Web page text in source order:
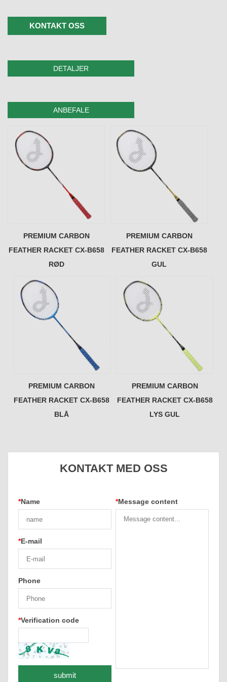
KONTAKT OSS
DETALJER
ANBEFALE
PREMIUM CARBON
FEATHER RACKET CX-B658
RØD
PREMIUM CARBON
FEATHER RACKET CX-B658
GUL
PREMIUM CARBON
FEATHER RACKET CX-B658
BLÅ
PREMIUM CARBON
FEATHER RACKET CX-B658
LYS GUL
KONTAKT MED OSS
*Name
*E-mail
Phone
*Verification code
*Message content